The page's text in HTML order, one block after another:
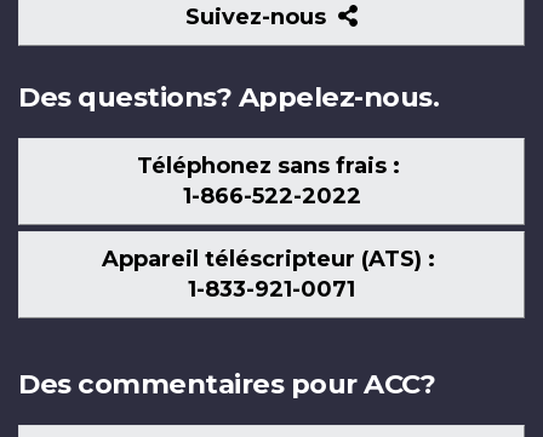
Suivez-nous
Suivez-
nous
Des questions? Appelez-nous.
Téléphonez sans frais :
1-866-522-2022
Appareil téléscripteur (ATS) :
1-833-921-0071
Des commentaires pour ACC?